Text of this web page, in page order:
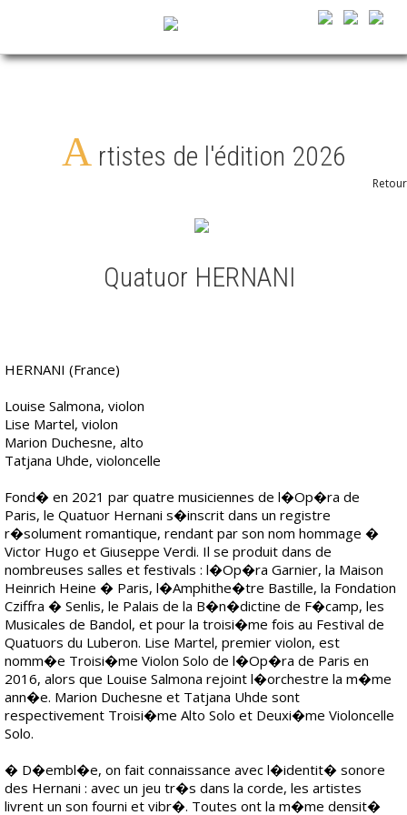
Artistes de l'édition 2026
Retour
Quatuor HERNANI
HERNANI (France)
Louise Salmona, violon
Lise Martel, violon
Marion Duchesne, alto
Tatjana Uhde, violoncelle
Fond� en 2021 par quatre musiciennes de l�Op�ra de
Paris, le Quatuor Hernani s�inscrit dans un registre
r�solument romantique, rendant par son nom hommage �
Victor Hugo et Giuseppe Verdi. Il se produit dans de
nombreuses salles et festivals : l�Op�ra Garnier, la Maison
Heinrich Heine � Paris, l�Amphithe�tre Bastille, la Fondation
Cziffra � Senlis, le Palais de la B�n�dictine de F�camp, les
Musicales de Bandol, et pour la troisi�me fois au Festival de
Quatuors du Luberon. Lise Martel, premier violon, est
nomm�e Troisi�me Violon Solo de l�Op�ra de Paris en
2016, alors que Louise Salmona rejoint l�orchestre la m�me
ann�e. Marion Duchesne et Tatjana Uhde sont
respectivement Troisi�me Alto Solo et Deuxi�me Violoncelle
Solo.
� D�embl�e, on fait connaissance avec l�identit� sonore
des Hernani : avec un jeu tr�s dans la corde, les artistes
livrent un son fourni et vibr�. Toutes ont la m�me densit�